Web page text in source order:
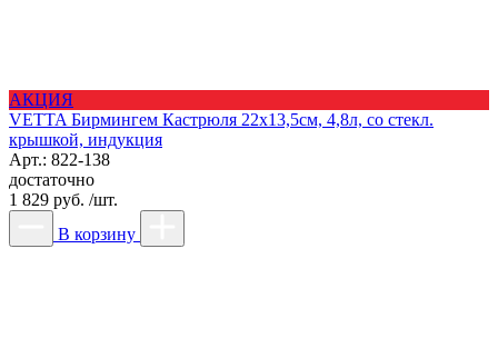
АКЦИЯ
VETTA Бирмингем Кастрюля 22х13,5см, 4,8л, со стекл.
крышкой, индукция
Арт.: 822-138
достаточно
1 829 руб. /шт.
В корзину